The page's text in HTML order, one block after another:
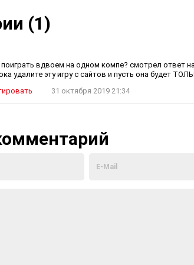
(1)
вдвоем на одном компе? смотрел ответ
удалите эту игру с сайтов и пусть она будет
31 октября 2019 21:34